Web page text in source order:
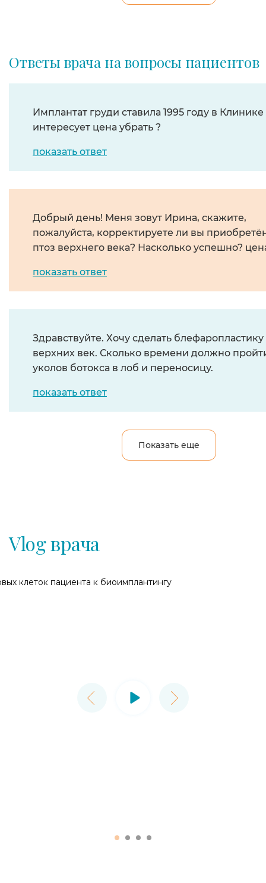
Ответы врача на вопросы пациентов
Имплантат груди ставила 1995 году в Клинике
интересует цена убрать ?
показать ответ
Добрый день! Меня зовут Ирина, скажите,
пожалуйста, корректируете ли вы
птоз верхнего века? Насколько успешно?
показать ответ
Здравствуйте. Хочу сделать блефаропластику
верхних век. Сколько времени должно
уколов ботокса в лоб и переносицу.
показать ответ
Показать еще
Vlog врача